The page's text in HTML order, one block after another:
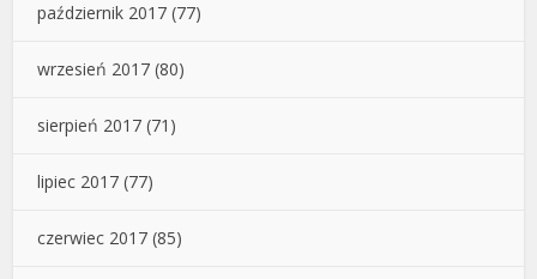
październik 2017 (77)
wrzesień 2017 (80)
sierpień 2017 (71)
lipiec 2017 (77)
czerwiec 2017 (85)